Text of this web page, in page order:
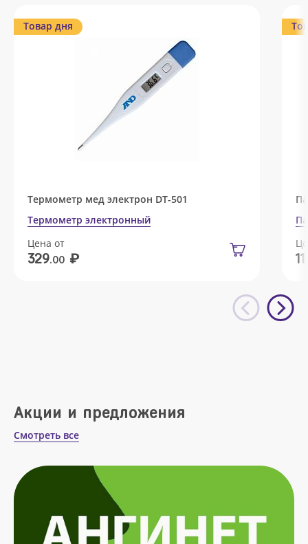
Товар дня
Термометр мед электрон DT-501
Термометр электронный
Цена от
329.00 ₽ 11
Акции и предложения
Смотреть все